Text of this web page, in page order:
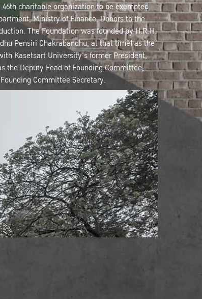
charitable organization to be exempted
Ministry of Finance. Donors to the
The Foundation was founded by H.R.H.
Pensiri Chakrabandhu, at that time) as the
Kasetsart University's former President,
the Deputy Fead of Founding Committee,
Committee Secretary.